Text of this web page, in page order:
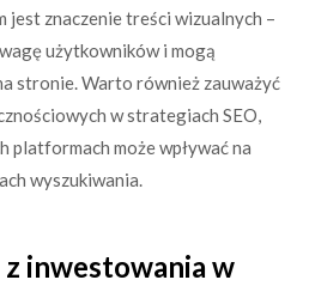
jest znaczenie treści wizualnych –
użytkowników i mogą
stronie. Warto również zauważyć
w strategiach SEO,
platformach może wpływać na
wyszukiwania.
inwestowania w